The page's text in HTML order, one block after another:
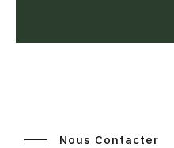
Nous Contacter